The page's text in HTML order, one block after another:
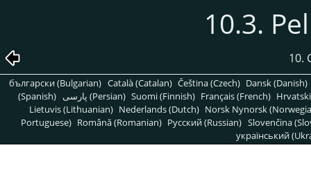
10.3.
10.
български (Bulgarian) Català (Catalan) Čeština (Czech) Dansk (Danish)
(Spanish)
پارسی (Persian) Suomi (Finnish) Français (French)
Lietuvis (Lithuanian) Nederlands (Dutch) Norsk Nynorsk
Portuguese) Română (Romanian) Pусский (Russian) Slovenčina
український